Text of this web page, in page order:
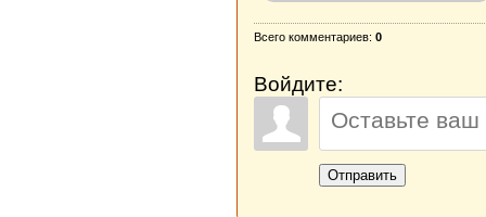
Всего комментариев: 0
Войдите:
Отправить